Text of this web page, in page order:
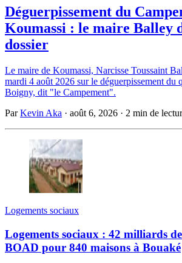
Déguerpissement du
Koumassi : le maire Balley
dossier
Le maire de Koumassi, Narcisse Toussaint
mardi 4 août 2026 sur le déguerpissement du
Boigny, dit "le Campement".
ParKevin Aka · août 6, 2026 · 2 min de
Logements sociaux
Logements sociaux : 42 milliards
BOAD pour 840 maisons à Bouaké